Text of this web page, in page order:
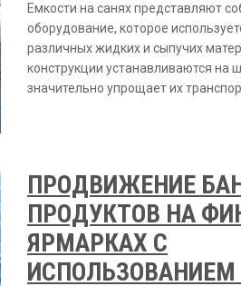
Емкости на санях представляют
оборудование, которое
различных жидких и сыпучих
конструкции устанавливаются на
значительно упрощает их
ПРОДВИЖЕНИЕ
ПРОДУКТОВ НА
ЯРМАРКАХ С